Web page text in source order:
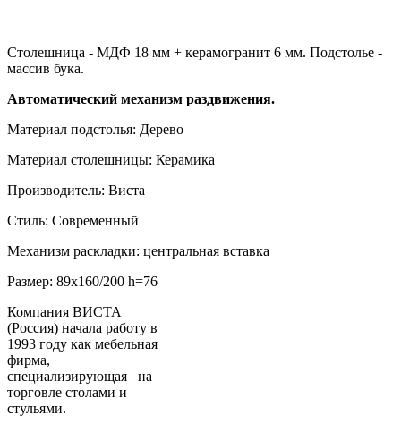
Столешница - МДФ 18 мм + керамогранит 6 мм. Подстолье -
массив бука.
Автоматический механизм раздвижения.
Материал подстолья: Дерево
Материал столешницы: Керамика
Производитель: Виста
Стиль: Современный
Механизм раскладки: центральная вставка
Размер: 89x160/200 h=76
Компания ВИСТА
(Россия) начала работу в
1993 году как мебельная
фирма,
специализирующая на
торговле столами и
стульями.